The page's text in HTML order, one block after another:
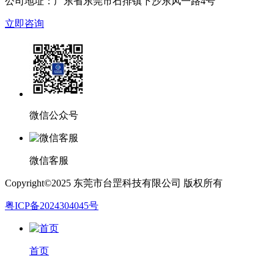
立即咨询
微信公众号
微信客服
Copyright©2025 东莞市台罡科技有限公司 版权所有
粤ICP备2024304045号
首页